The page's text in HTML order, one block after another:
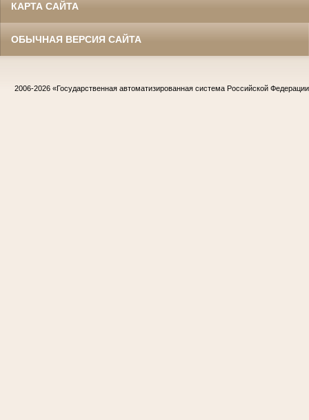
КАРТА САЙТА
ОБЫЧНАЯ ВЕРСИЯ САЙТА
2006-2026 «Государственная автоматизированная система Российской